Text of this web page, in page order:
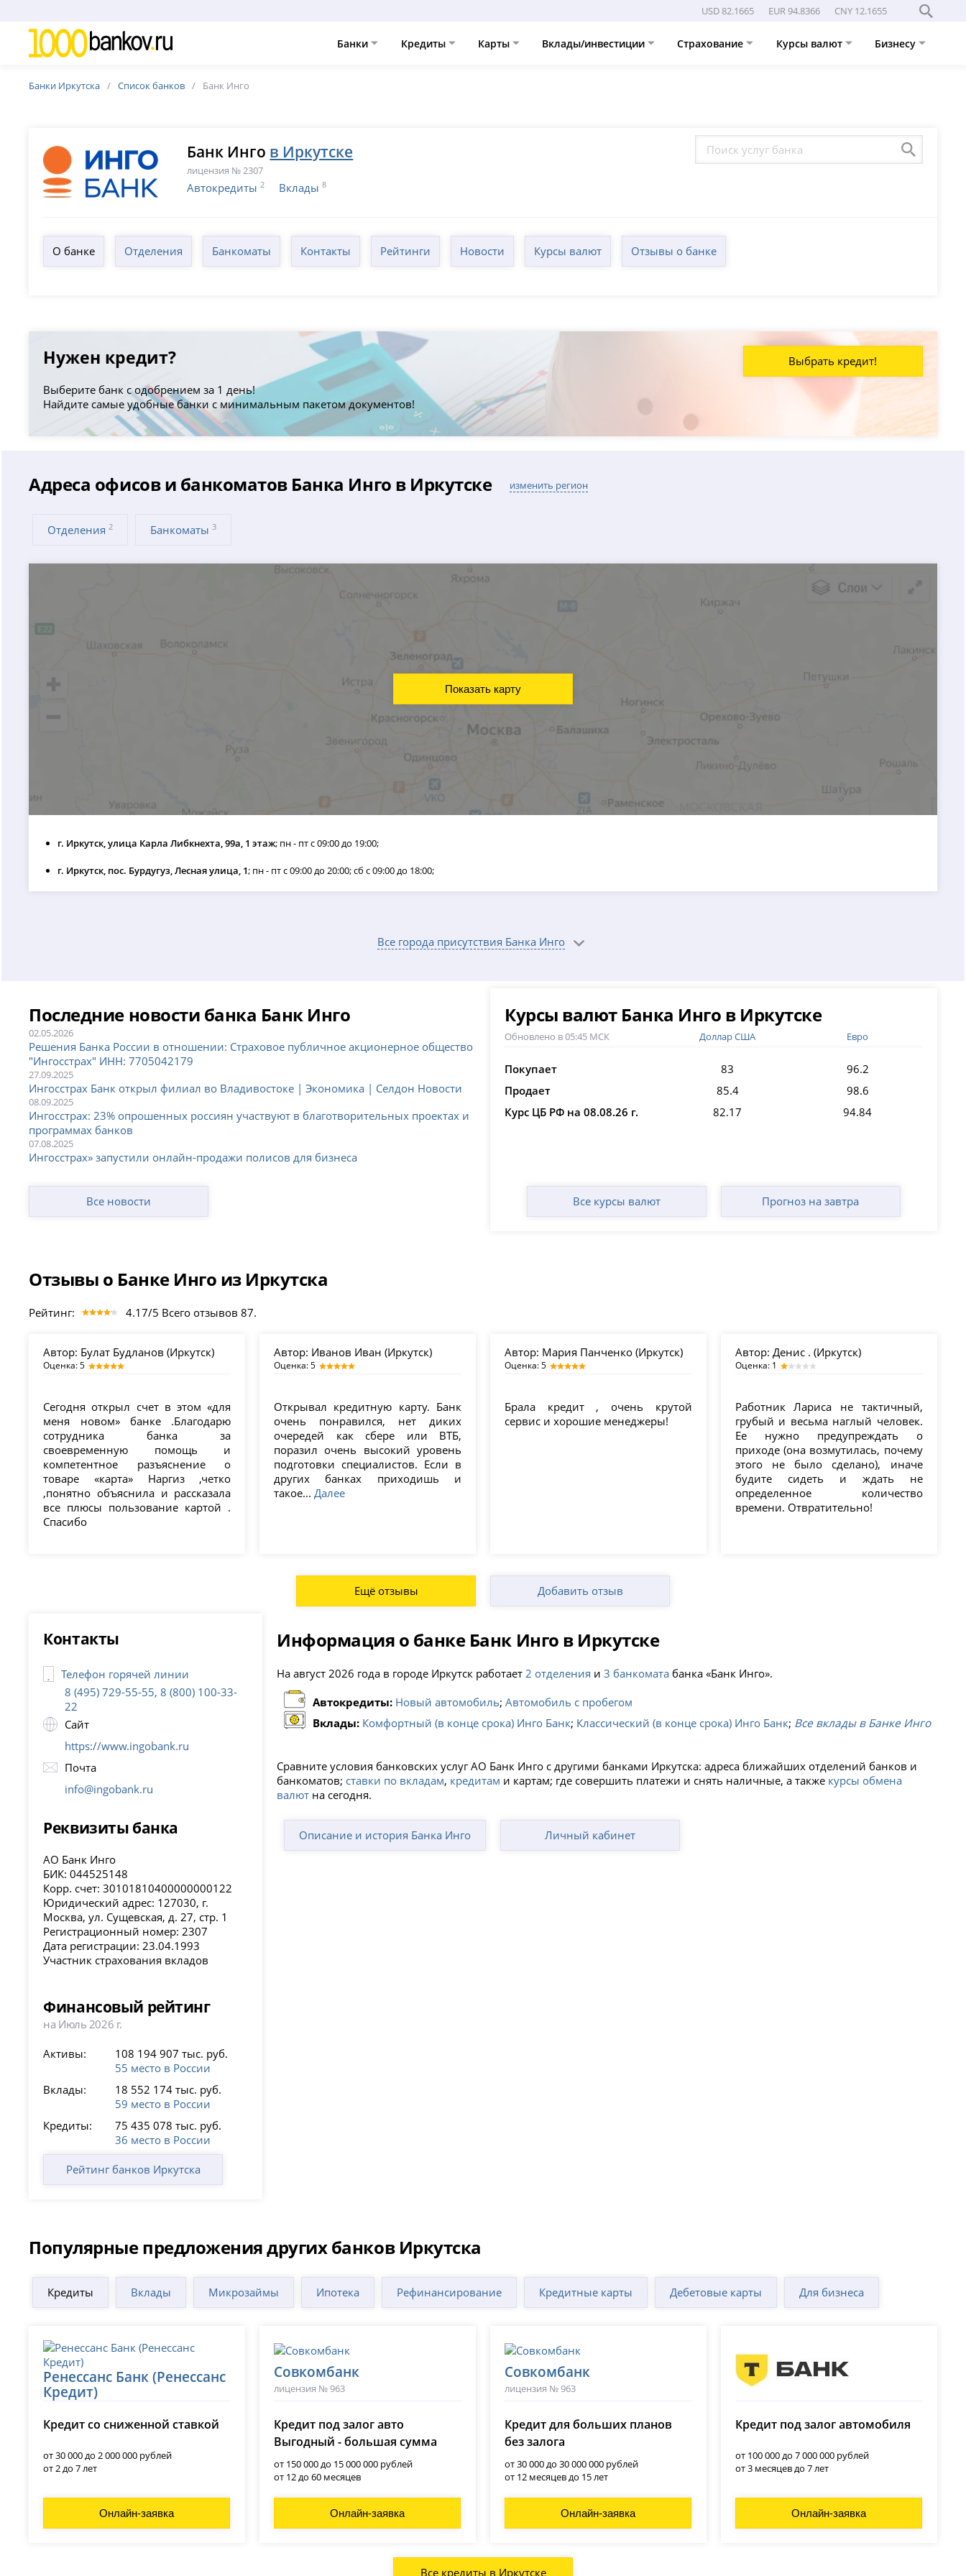
USD 82.1665 EUR 94.8366 CNY 12.1655
Банки Кредиты Карты Вклады/инвестиции Страхование Курсы валют Бизнесу
Банки Иркутска Список банков Банк Инго
Банк Инго в Иркутске
лицензия № 2307
Автокредиты 2 Вклады 8
О банке Отделения Банкоматы Контакты Рейтинги Новости Курсы валют Отзывы о банке
Нужен кредит?
Выберите банк с одобрением за 1 день!
Найдите самые удобные банки с минимальным пакетом документов!
Выбрать кредит!
Адреса офисов и банкоматов Банка Инго в Иркутске изменить регион
Отделения2 Банкоматы3
г. Иркутск, улица Карла Либкнехта, 99а, 1 этаж; пн - пт с 09:00 до 19:00;
г. Иркутск, пос. Бурдугуз, Лесная улица, 1; пн - пт с 09:00 до 20:00; сб с 09:00 до 18:00;
Показать карту
Все города присутствия Банка Инго
Последние новости банка Банк Инго
02.05.2026
Решения Банка России в отношении: Страховое публичное акционерное общество
"Ингосстрах" ИНН: 7705042179
27.09.2025
Ингосстрах Банк открыл филиал во Владивостоке | Экономика | Селдон Новости
08.09.2025
Ингосстрах: 23% опрошенных россиян участвуют в благотворительных проектах и
программах банков
07.08.2025
Ингосстрах» запустили онлайн-продажи полисов для бизнеса
Все новости
Курсы валют Банка Инго в Иркутске
Обновлено в 05:45 МСК Доллар США Евро
Покупает 83
96.2
Продает
85.4
98.6
Курс ЦБ РФ на 08.08.26 г.
82.17 94.84
Все курсы валют Прогноз на завтра
Отзывы о Банке Инго из Иркутска
Рейтинг: 4.17/5 Всего отзывов 87.
Автор: Булат Будланов (Иркутск)
Оценка: 5
Сегодня открыл счет в этом «для
меня новом» банке .Благодарю
сотрудника банка за
своевременную помощь и
компетентное разъяснение о
товаре «карта» Наргиз ,четко
,понятно объяснила и рассказала
все плюсы пользование картой .
Спасибо
Автор: Иванов Иван (Иркутск)
Оценка: 5
Открывал кредитную карту. Банк
очень понравился, нет диких
очередей как сбере или ВТБ,
поразил очень высокий уровень
подготовки специалистов. Если в
других банках приходишь и
такое...Далее
Автор: Мария Панченко (Иркутск)
Оценка: 5
Брала кредит , очень крутой
сервис и хорошие менеджеры!
Автор: Денис . (Иркутск)
Оценка: 1
Работник Лариса не тактичный,
грубый и весьма наглый человек.
Ее нужно предупреждать о
приходе (она возмутилась, почему
этого не было сделано), иначе
будите сидеть и ждать не
определенное количество
времени. Отвратительно!
Ещё отзывы Добавить отзыв
Контакты
Телефон горячей линии
8 (495) 729-55-55, 8 (800) 100-33-
22
Сайт
https://www.ingobank.ru
Почта
info@ingobank.ru
Реквизиты банка
АО Банк Инго
БИК: 044525148
Корр. счет: 30101810400000000122
Юридический адрес: 127030, г.
Москва, ул. Сущевская, д. 27, стр. 1
Регистрационный номер: 2307
Дата регистрации: 23.04.1993
Участник страхования вкладов
Финансовый рейтинг
на Июль 2026 г.
Активы:
108 194 907 тыс. руб.
55 место в России
Вклады:
18 552 174 тыс. руб.
59 место в России
Кредиты:
75 435 078 тыс. руб.
36 место в России
Рейтинг банков Иркутска
Информация о банке Банк Инго в Иркутске
На август 2026 года в городе Иркутск работает2 отделения и3 банкомата банка «Банк Инго».
Автокредиты: Новый автомобиль;Автомобиль с пробегом
Вклады: Комфортный (в конце срока) Инго Банк; Классический (в конце срока) Инго Банк; Все вклады в Банке Инго
Сравните условия банковских услуг АО Банк Инго с другими банками Иркутска: адреса ближайших отделений банков и
банкоматов; ставки по вкладам, кредитам и картам; где совершить платежи и снять наличные, а также курсы обмена
валют на сегодня.
Описание и история Банка Инго Личный кабинет
Популярные предложения других банков Иркутска
Кредиты Вклады Микрозаймы Ипотека Рефинансирование Кредитные карты Дебетовые карты Для бизнеса
Ренессанс Банк (Ренессанс
Кредит)
Кредит со сниженной ставкой
от 30 000 до 2 000 000 рублей
от 2 до 7 лет
Онлайн-заявка
Совкомбанк
лицензия № 963
Кредит под залог авто
Выгодный - большая сумма
от 150 000 до 15 000 000 рублей
от 12 до 60 месяцев
Онлайн-заявка
Совкомбанк
лицензия № 963
Кредит для больших планов
без залога
от 30 000 до 30 000 000 рублей
от 12 месяцев до 15 лет
Онлайн-заявка
лицензия № 2673
Кредит под залог автомобиля
от 100 000 до 7 000 000 рублей
от 3 месяцев до 7 лет
Онлайн-заявка
Все кредиты в Иркутске